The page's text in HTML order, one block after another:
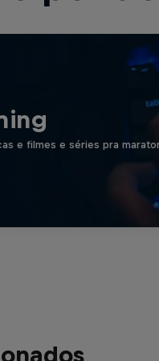
e filmes e séries pra